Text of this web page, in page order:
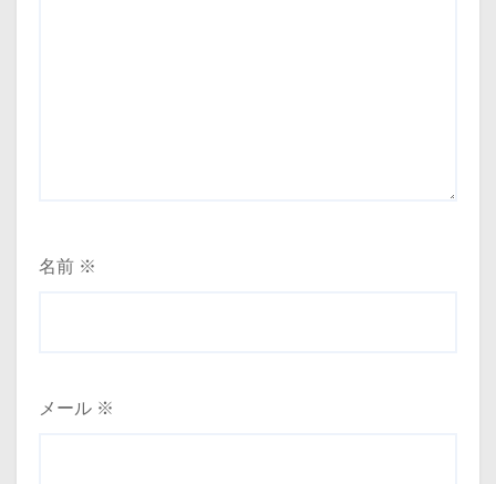
名前 ※
メール ※